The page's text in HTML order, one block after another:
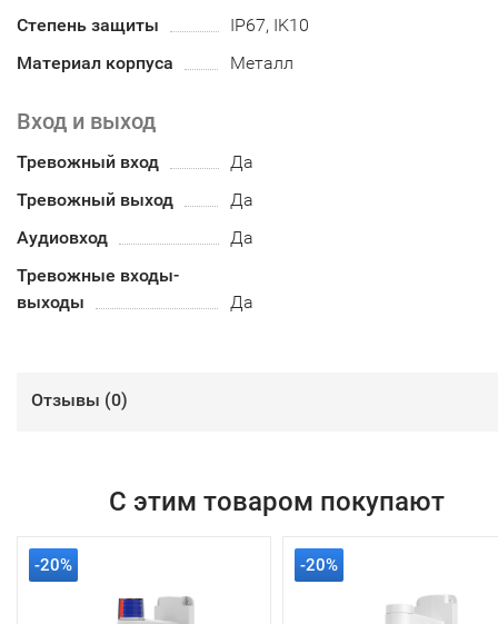
Степень защиты
IP67, IK10
Материал корпуса
Металл
Вход и выход
Тревожный вход
Да
Тревожный выход
Да
Аудиовход
Да
Тревожные входы-
выходы
Да
Отзывы (0)
С этим товаром покупают
-20% -20%